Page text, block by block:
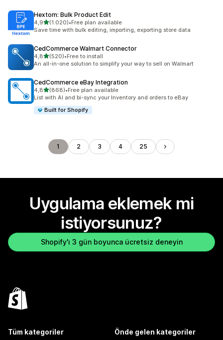
Hextom: Bulk Product Edit
4,95 yıldız üzerinden
(1.020)
toplam 1020 değerlendirme
•Free plan available
Save time with bulk editing, importing, exporting store data
CedCommerce Walmart Connector
4,85 yıldız üzerinden
(520)
toplam 520 değerlendirme
•Free to install
An all-in-one solution to simplify your way to sell on Walmart
CedCommerce eBay Integration
4,85 yıldız üzerinden
(868)
toplam 868 değerlendirme
•Free plan available
List with AI and bi-sync your Inventory and orders to eBay
Built for Shopify
1 2 3 4 25
Uygulama eklemek mi
istiyorsunuz?
Shopify'ı 3 gün boyunca ücretsiz deneyin
Tüm kategoriler Önde gelen kategoriler